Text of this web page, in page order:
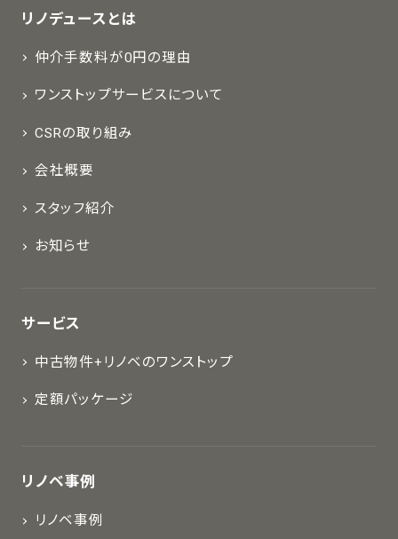
リノデュースとは
仲介手数料が0円の理由
ワンストップサービスについて
CSRの取り組み
会社概要
スタッフ紹介
お知らせ
サービス
中古物件+リノベのワンストップ
定額パッケージ
リノベ事例
リノベ事例